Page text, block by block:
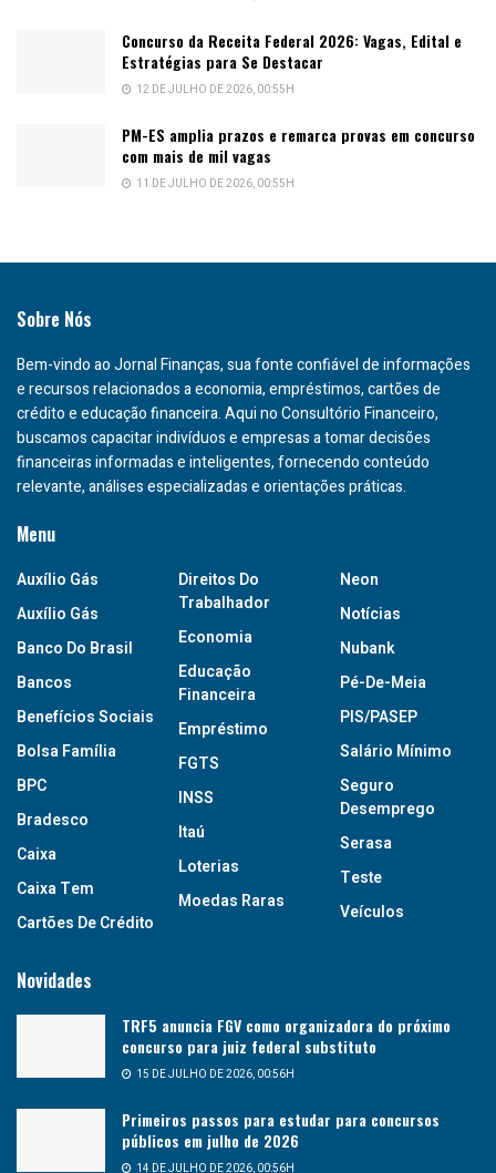
Concurso da Receita Federal 2026: Vagas, Edital e
Estratégias para Se Destacar
12 DE JULHO DE 2026, 00:55H
PM-ES amplia prazos e remarca provas em concurso
com mais de mil vagas
11 DE JULHO DE 2026, 00:55H
Sobre Nós
Bem-vindo ao Jornal Finanças, sua fonte confiável de informações
e recursos relacionados a economia, empréstimos, cartões de
crédito e educação financeira. Aqui no Consultório Financeiro,
buscamos capacitar indivíduos e empresas a tomar decisões
financeiras informadas e inteligentes, fornecendo conteúdo
relevante, análises especializadas e orientações práticas.
Menu
Auxílio Gás
Auxílio Gás
Banco Do Brasil
Bancos
Benefícios Sociais
Bolsa Família
BPC
Bradesco
Caixa
Caixa Tem
Cartões De Crédito
Direitos Do
Trabalhador
Economia
Educação
Financeira
Empréstimo
FGTS
INSS
Itaú
Loterias
Moedas Raras
Neon
Notícias
Nubank
Pé-De-Meia
PIS/PASEP
Salário Mínimo
Seguro
Desemprego
Serasa
Teste
Veículos
Novidades
TRF5 anuncia FGV como organizadora do próximo
concurso para juiz federal substituto
15 DE JULHO DE 2026, 00:56H
Primeiros passos para estudar para concursos
públicos em julho de 2026
14 DE JULHO DE 2026, 00:56H